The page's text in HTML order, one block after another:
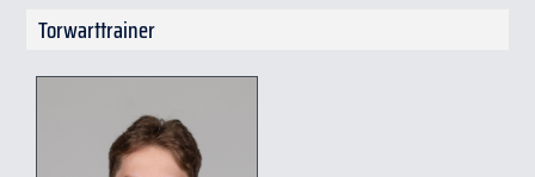
Torwarttrainer